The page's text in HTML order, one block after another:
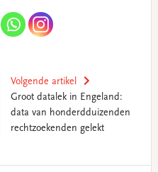
Volgende artikel
Groot datalek in Engeland:
data van honderdduizenden
rechtzoekenden gelekt